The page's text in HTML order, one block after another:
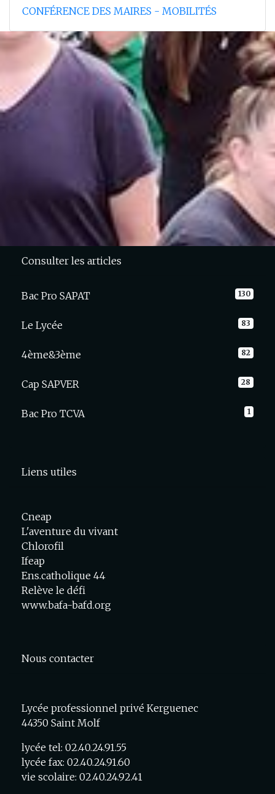
CONFÉRENCE DES MAIRES - MOBILITÉS
Consulter les articles
Bac Pro SAPAT 130
Le Lycée 83
4ème&3ème 82
Cap SAPVER 28
Bac Pro TCVA 1
Liens utiles
Cneap
L'aventure du vivant
Chlorofil
Ifeap
Ens.catholique 44
Relève le défi
www.bafa-bafd.org
Nous contacter
Lycée professionnel privé Kerguenec
44350 Saint Molf
lycée tel: 02.40.24.91.55
lycée fax: 02.40.24.91.60
vie scolaire: 02.40.24.92.41